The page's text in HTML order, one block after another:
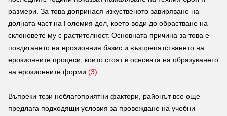
размери. За това допринася изкуственото завиряване на
долната част на Големия дол, което води до обрастване на
склоновете му с растителност. Основната причина за това е
повдигането на ерозионния базис и възпрепятстването на
ерозионните процеси, които стоят в основата на образуването
на ерозионните форми (3)
Въпреки тези неблагоприятни фактори, районът все още
предлага подходящи условия за провеждане на учебни